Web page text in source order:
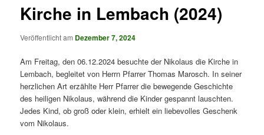
Kirche in Lembach (2024)
Veröffentlicht am Dezember 7, 2024
Am Freitag, den 06.12.2024 besuchte der Nikolaus die Kirche in
Lembach, begleitet von Herrn Pfarrer Thomas Marosch. In seiner
herzlichen Art erzählte Herr Pfarrer die bewegende Geschichte
des heiligen Nikolaus, während die Kinder gespannt lauschten.
Jedes Kind, ob groß oder klein, erhielt ein liebevolles Geschenk
vom Nikolaus.